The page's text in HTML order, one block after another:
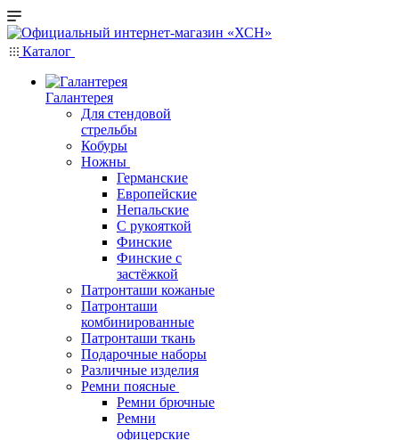
Каталог
Галантерея
Для стендовой
стрельбы
Кобуры
Ножны
Германские
Европейские
Непальские
С рукояткой
Финские
Финские с
застёжкой
Патронташи кожаные
Патронташи
комбинированные
Патронташи ткань
Подарочные наборы
Различные изделия
Ремни поясные
Ремни брючные
Ремни
офицерские